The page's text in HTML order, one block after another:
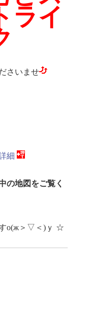
トライ
さいませ
細
の地図をご覧く
すо(ж＞▽＜)ｙ ☆